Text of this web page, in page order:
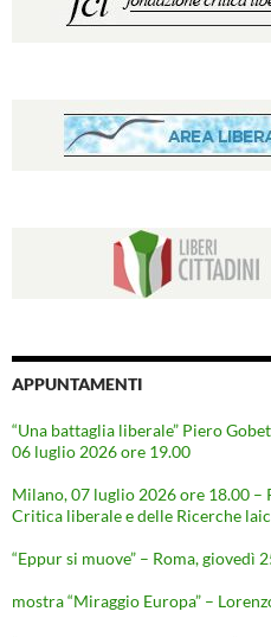
APPUNTAMENTI
“Una battaglia liberale” Piero
06 luglio 2026 ore 19.00
Milano, 07 luglio 2026 ore 18.00 –
Critica liberale e delle Ricerche
“Eppur si muove” – Roma, giovedì
mostra “Miraggio Europa” –